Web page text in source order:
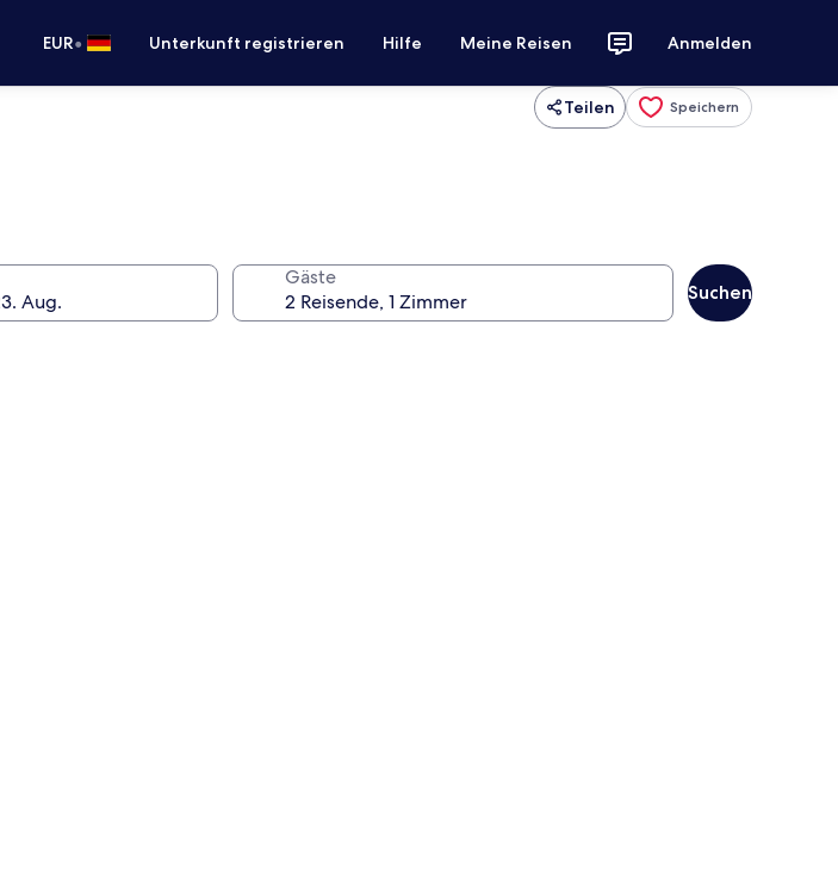
EUR• Unterkunft registrieren Hilfe Meine Reisen Anmelden
Teilen Speichern
Gäste
Suchen